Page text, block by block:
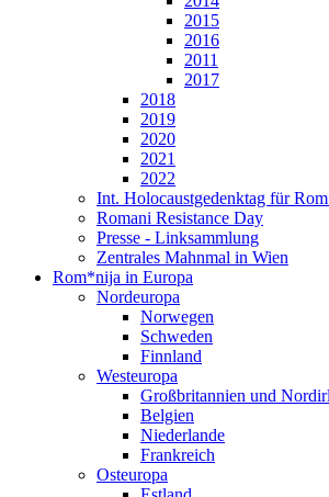
2015
2016
2011
2017
2018
2019
2020
2021
2022
Int. Holocaustgedenktag für
Romani Resistance Day
Presse - Linksammlung
Zentrales Mahnmal in Wien
Rom*nija in Europa
Nordeuropa
Norwegen
Schweden
Finnland
Westeuropa
Großbritannien und
Belgien
Niederlande
Frankreich
Osteuropa